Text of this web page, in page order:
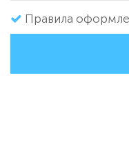
Правила